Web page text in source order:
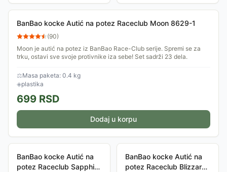
BanBao kocke Autić na potez Raceclub Moon 8629-1
(90)
Moon je autić na potez iz BanBao Race-Club serije. Spremi se za
trku, ostavi sve svoje protivnike iza sebe! Set sadrži 23 dela.
⚖Masa paketa: 0.4 kg
◈plastika
699 RSD
Dodaj u korpu
BanBao kocke Autić na
potez Raceclub Sapphire
BanBao kocke Autić na
potez Raceclub Blizzard